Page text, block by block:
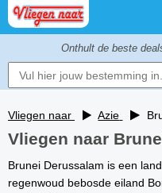
Onthult de beste
Vliegen naar Azie
Vliegen naar
Brunei Derussalam is een
regenwoud bebosde eiland